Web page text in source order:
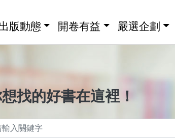
版動態 開卷有益 嚴選企劃
找的好書在這裡！